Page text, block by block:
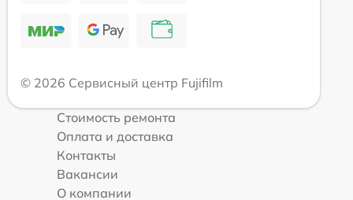
© 2026 Сервисный центр Fujifilm
Стоимость ремонта
Оплата и доставка
Контакты
Вакансии
О компании